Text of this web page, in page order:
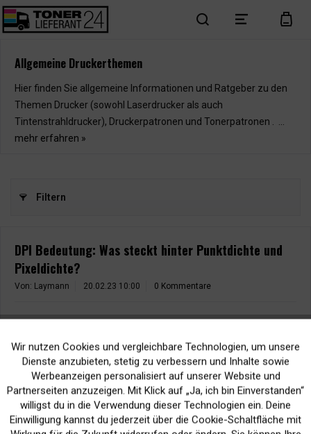
search menu cart
Allgemeine Druckerthemen
Hier finden Sie allgemeine Informationen und Ratgeber zu den
Themen Drucker (sowohl Laserdrucker als auch
Tintenstrahldrucker), Druckerpatronen und Tonerpatronen . ...
mehr erfahren »
Filtern
DPI Bedeutung: Was steckt hinter Punktdichte und
Pixeldichte?
Von: Laymann 20.02.23 10:00 0 Kommentare
DPI beim Drucken: Zusammenhang mit Bildqualität und
Druckauflösung✓ Unterschied zu PPI und LPI ✓
Funktionale Aktiv
Marketing Inaktiv
Inaktiv
Wir nutzen Cookies und vergleichbare Technologien, um unsere
Dienste anzubieten, stetig zu verbessern und Inhalte sowie
Werbeanzeigen personalisiert auf unserer Website und
Partnerseiten anzuzeigen. Mit Klick auf „Ja, ich bin Einverstanden“
willigst du in die Verwendung dieser Technologien ein. Deine
Einwilligung kannst du jederzeit über die Cookie-Schaltfläche mit